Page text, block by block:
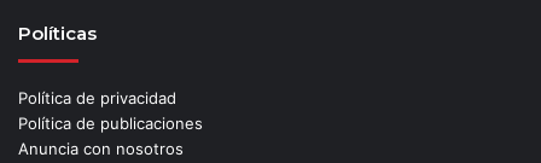
Políticas
Política de privacidad
Política de publicaciones
Anuncia con nosotros